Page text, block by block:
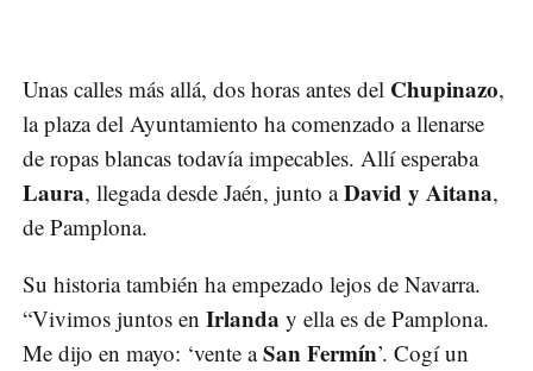
Unas calles más allá, dos horas antes del Chupinazo,
la plaza del Ayuntamiento ha comenzado a llenarse
de ropas blancas todavía impecables. Allí esperaba
Laura, llegada desde Jaén, junto aDavid y Aitana,
de Pamplona.
Su historia también ha empezado lejos de Navarra.
“Vivimos juntos en Irlanda y ella es de Pamplona.
Me dijo en mayo: ‘vente aSan Fermín’. Cogí un